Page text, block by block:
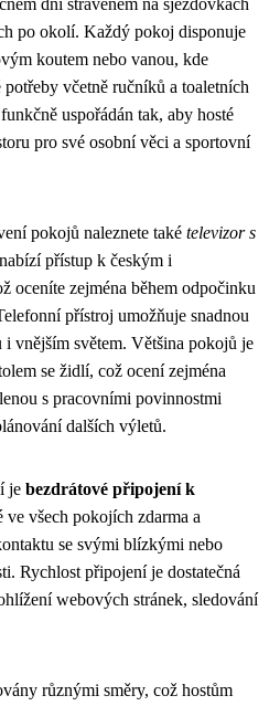
po okolí. Každý pokoj disponuje
koutem nebo vanou, kde
včetně ručníků a toaletních
uspořádán tak, aby hosté
pro své osobní věci a sportovní
pokojů naleznete také televizor s
přístup k českým i
oceníte zejména během odpočinku
přístroj umožňuje snadnou
vnějším světem. Většina pokojů je
se židlí, což ocení zejména
s pracovními povinnostmi
dalších výletů.
je bezdrátové připojení k
ve všech pokojích zdarma a
se svými blízkými nebo
Rychlost připojení je dostatečná
webových stránek, sledování
různými směry, což hostům